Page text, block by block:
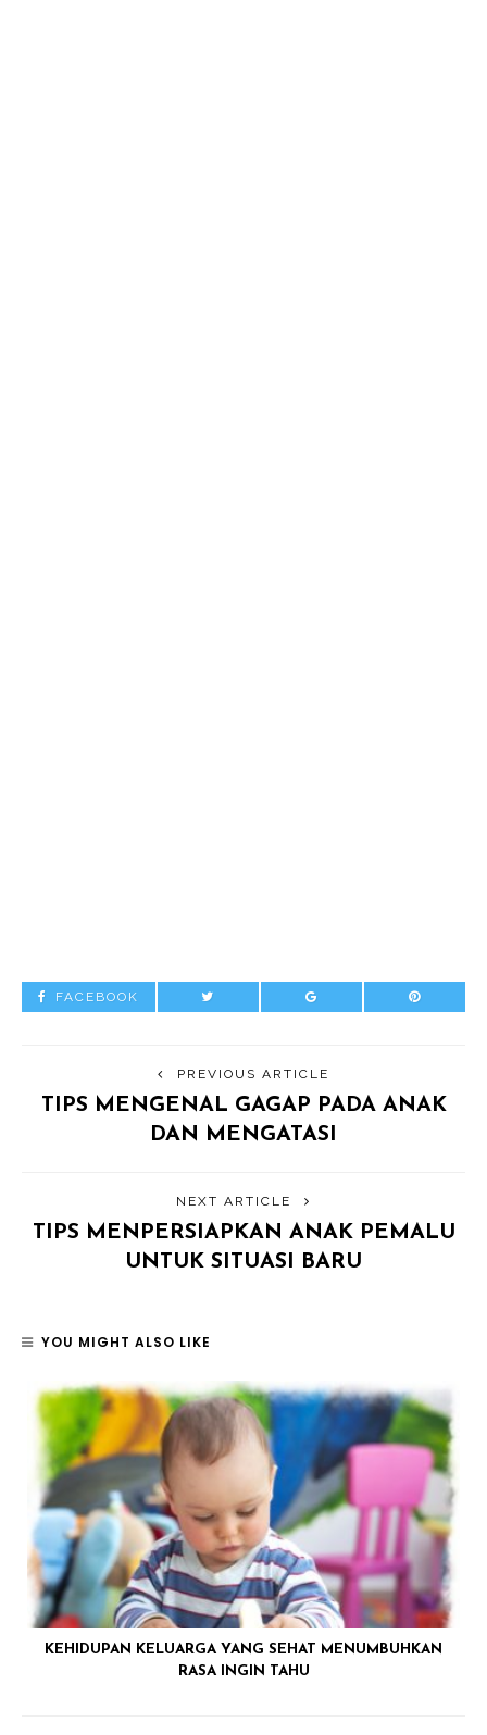
FACEBOOK
PREVIOUS ARTICLE
TIPS MENGENAL GAGAP PADA ANAK
DAN MENGATASI
NEXT ARTICLE
TIPS MENPERSIAPKAN ANAK PEMALU
UNTUK SITUASI BARU
YOU MIGHT ALSO LIKE
KEHIDUPAN KELUARGA YANG SEHAT MENUMBUHKAN
RASA INGIN TAHU